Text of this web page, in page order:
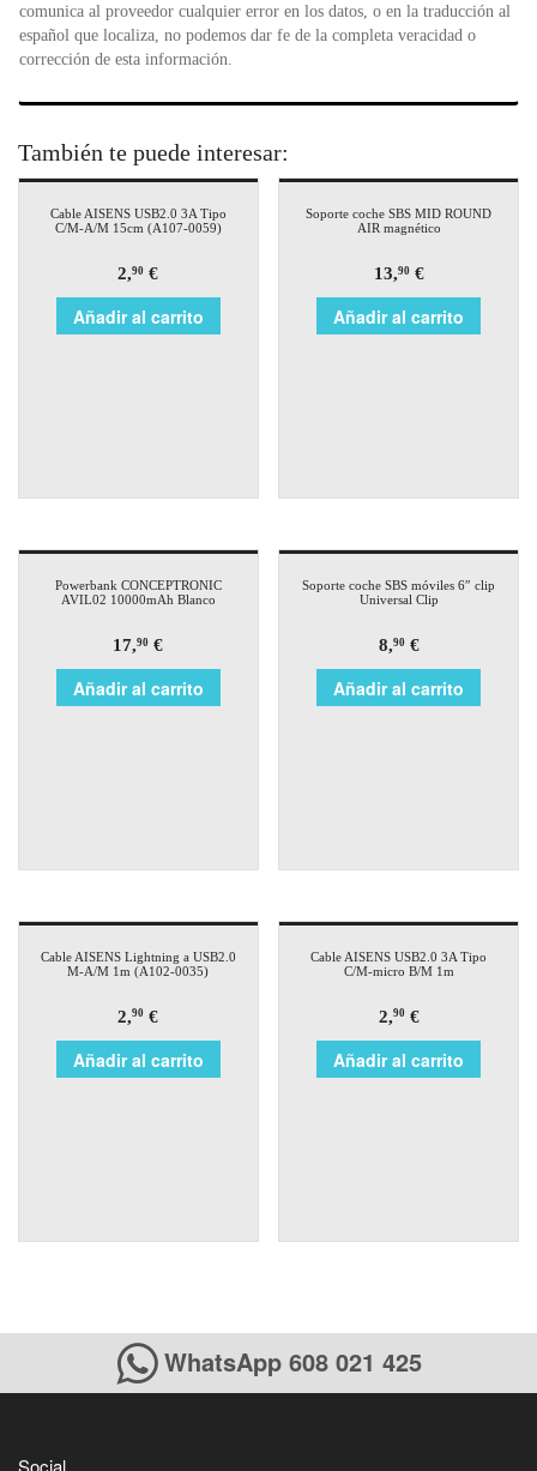
comunica al proveedor cualquier error en los datos, o en la traducción al
español que localiza, no podemos dar fe de la completa veracidad o
corrección de esta información.
También te puede interesar:
Cable AISENS USB2.0 3A Tipo
C/M-A/M 15cm (A107-0059)
2,90 €
Añadir al carrito
Soporte coche SBS MID ROUND
AIR magnético
13,90€
Añadir al carrito
Powerbank CONCEPTRONIC
AVIL02 10000mAh Blanco
17,90 €
Añadir al carrito
Soporte coche SBS móviles 6″ clip
Universal Clip
8,90€
Añadir al carrito
Cable AISENS Lightning a USB2.0
M-A/M 1m (A102-0035)
2,90 €
Añadir al carrito
Cable AISENS USB2.0 3A Tipo
C/M-micro B/M 1m
2,90€
Añadir al carrito
WhatsApp 608 021 425
Social